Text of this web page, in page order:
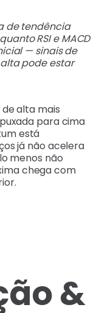
de tendência
RSI e MACD
— sinais de
pode estar
alta mais
para cima
está
já não acelera
menos não
chega com
&